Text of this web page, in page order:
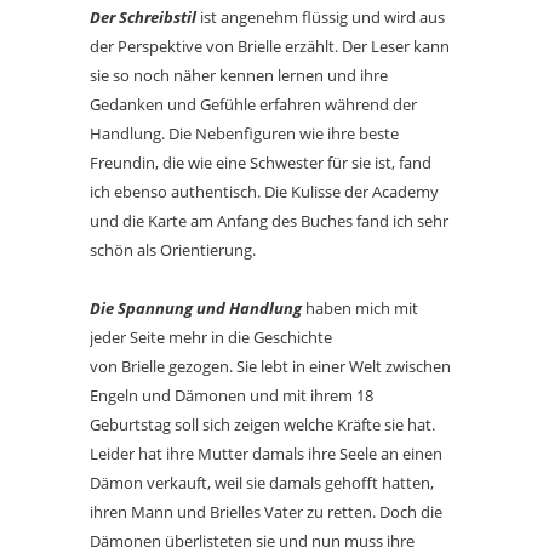
Der Schreibstilist angenehm flüssig und wird aus
der Perspektive von Brielle erzählt. Der Leser kann
sie so noch näher kennen lernen und ihre
Gedanken und Gefühle erfahren während der
Handlung. Die Nebenfiguren wie ihre beste
Freundin, die wie eine Schwester für sie ist, fand
ich ebenso authentisch. Die Kulisse der Academy
und die Karte am Anfang des Buches fand ich sehr
schön als Orientierung.
Die Spannung und Handlung haben mich mit
jeder Seite mehr in die Geschichte
von Brielle gezogen. Sie lebt in einer Welt zwischen
Engeln und Dämonen und mit ihrem 18
Geburtstag soll sich zeigen welche Kräfte sie hat.
Leider hat ihre Mutter damals ihre Seele an einen
Dämon verkauft, weil sie damals gehofft hatten,
ihren Mann und Brielles Vater zu retten. Doch die
Dämonen überlisteten sie und nun muss ihre